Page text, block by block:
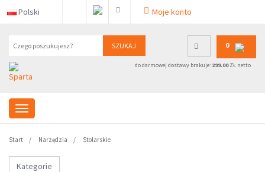
Polski Moje konto
SZUKAJ 0
do darmowej dostawy brakuje: 299.00ZŁ netto
Start Narzędzia Stolarskie
Kategorie